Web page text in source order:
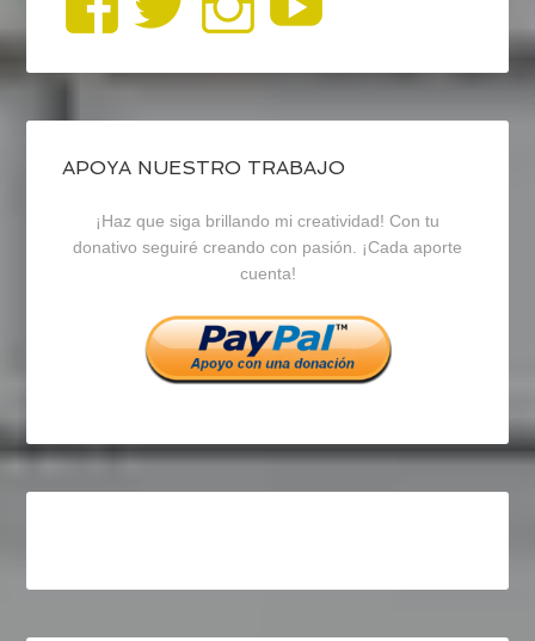
perfil
de
blogrecursosep
en
Facebook
perfil
de
recursosep
en
Twitter
perfil
de
recursosep
en
Instagram
APOYA NUESTRO TRABAJO
¡Haz que siga brillando mi creatividad! Con tu
donativo seguiré creando con pasión. ¡Cada aporte
cuenta!